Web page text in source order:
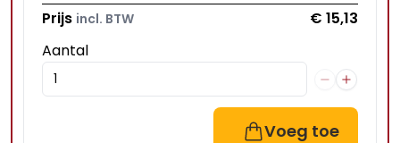
Prijs incl. BTW
€ 15,13
Aantal
Voeg toe